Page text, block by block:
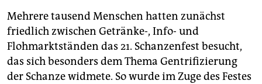
Mehrere tausend Menschen hatten zunächst
friedlich zwischen Getränke-, Info- und
Flohmarktständen das 21. Schanzenfest besucht,
das sich besonders dem Thema Gentrifizierung
der Schanze widmete. So wurde im Zuge des Festes